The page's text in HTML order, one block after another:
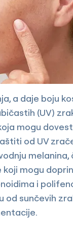
a daje boju
(UV)
mogu
od UV
melanina,
koji mogu
i
od sunčevih